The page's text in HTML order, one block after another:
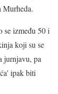
Murheda.
se između 50 i
koji su se
jurnjavu, pa
ipak biti